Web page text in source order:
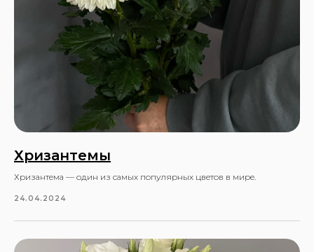
Хризантемы
Хризантема — один из самых популярных цветов в мире.
24.04.2024
Нажимая кнопку, вы даете согласие на обработку
персональных данных в соответствии с
Политикой
конфиденциальности
Быстрая и аккуратная доставка
Мы гарантируем, что ваш заказ будет
ПРЕИМУЩЕСТВА